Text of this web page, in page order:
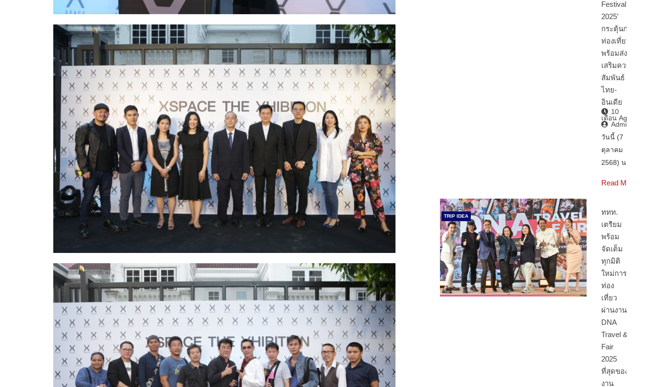
Festival
2025’
กระตุ้นการ
ท่องเที่ยว
พร้อมส่ง
เสริมความ
สัมพันธ์
ไทย-
อินเดีย
10
เดือน Ago
Admin2
วันนี้ (7
ตุลาคม
2568) นา…
Read More
TRIP IDEA
ททท.
เตรียม
พร้อม
จัดเต็ม
ทุกมิติ
ใหม่การ
ท่อง
เที่ยว
ผ่านงาน
DNA
Travel &
Fair
2025
ที่สุดของ
งาน